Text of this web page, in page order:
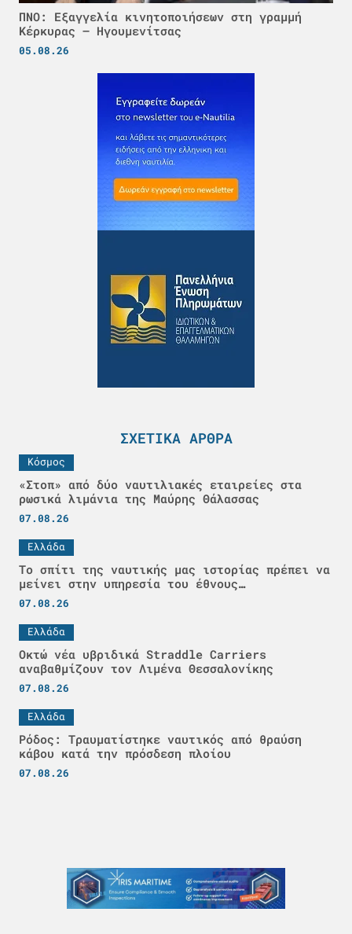
ΠΝΟ: Εξαγγελία κινητοποιήσεων στη γραμμή
Κέρκυρας – Ηγουμενίτσας
05.08.26
ΣΧΕΤΙΚΆ ΆΡΘΡΑ
Κόσμος
«Στοπ» από δύο ναυτιλιακές εταιρείες στα
ρωσικά λιμάνια της Μαύρης Θάλασσας
07.08.26
Ελλάδα
Το σπίτι της ναυτικής μας ιστορίας πρέπει να
μείνει στην υπηρεσία του έθνους…
07.08.26
Ελλάδα
Οκτώ νέα υβριδικά Straddle Carriers
αναβαθμίζουν τον Λιμένα Θεσσαλονίκης
07.08.26
Ελλάδα
Ρόδος: Τραυματίστηκε ναυτικός από θραύση
κάβου κατά την πρόσδεση πλοίου
07.08.26